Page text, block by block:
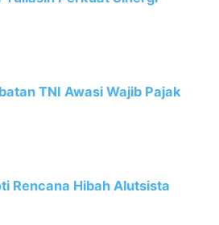
TNI Awasi Wajib Pajak
Rencana Hibah Alutsista